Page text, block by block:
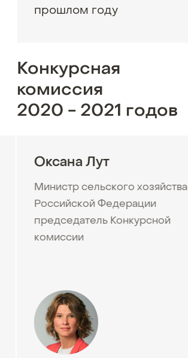
прошлом году
Конкурсная
комиссия
2020 - 2021 годов
Оксана Лут
Министр сельского хозяйства
Российской Федерации
председатель Конкурсной
комиссии